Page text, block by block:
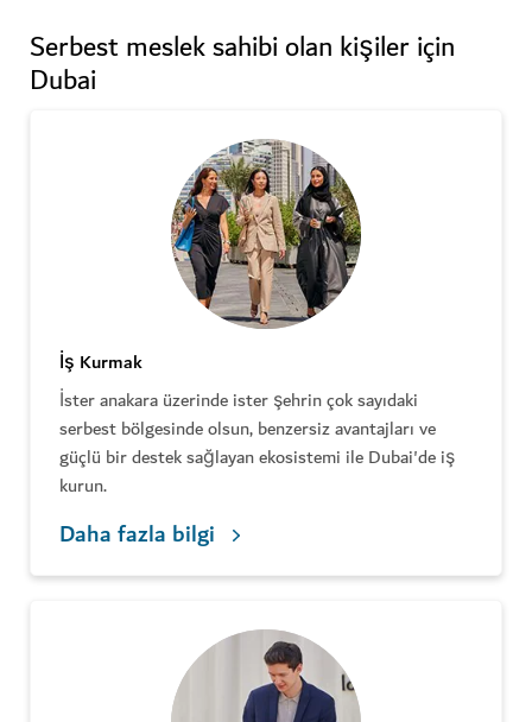
Serbest meslek sahibi olan kişiler için
Dubai
İş Kurmak
İster anakara üzerinde ister şehrin çok sayıdaki
serbest bölgesinde olsun, benzersiz avantajları ve
güçlü bir destek sağlayan ekosistemi ile Dubai'de iş
kurun.
Daha fazla bilgi